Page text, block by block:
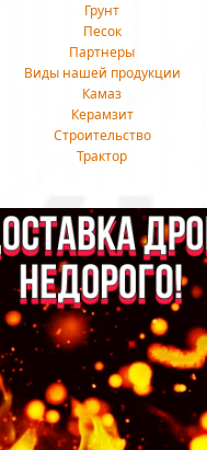
Грунт
Песок
Партнеры
Виды нашей продукции
Камаз
Керамзит
Строительство
Трактор